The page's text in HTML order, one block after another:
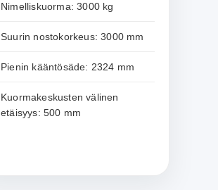
Nimelliskuorma: 3000 kg
Suurin nostokorkeus: 3000 mm
Pienin kääntösäde: 2324 mm
Kuormakeskusten välinen
etäisyys: 500 mm